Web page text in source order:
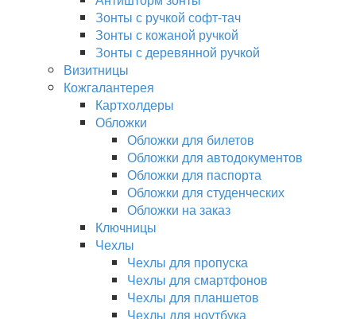
Зонты с ручкой софт-тач
Зонты с кожаной ручкой
Зонты с деревянной ручкой
Визитницы
Кожгалантерея
Картхолдеры
Обложки
Обложки для билетов
Обложки для автодокументов
Обложки для паспорта
Обложки для студенческих
Обложки на заказ
Ключницы
Чехлы
Чехлы для пропуска
Чехлы для смартфонов
Чехлы для планшетов
Чехлы для ноутбука